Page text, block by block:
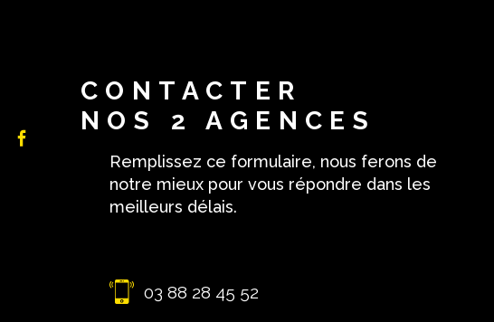
CONTACTER
NOS 2 AGENCES
Remplissez ce formulaire, nous ferons de
notre mieux pour vous répondre dans les
meilleurs délais.
03 88 28 45 52